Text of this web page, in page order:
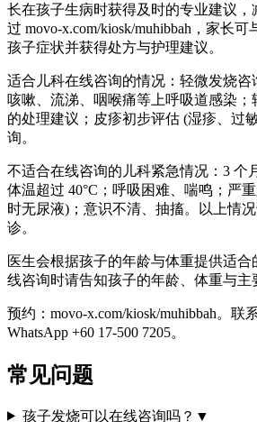
长在孩子生病时获得及时的专业建议，
过 movo-x.com/kiosk/muhibbah，家长
孩子症状并获得处方与护理建议。
适合儿科在线咨询的情况：轻微发烧咨
咳嗽、流涕、咽喉痛等上呼吸道感染
的处理建议；皮疹初步评估 (湿疹、过
询。
不适合在线咨询的儿科紧急情况：3 个
体温超过 40°C；呼吸困难、喘鸣；严
时无尿液)；意识不清、抽搐。以上情
诊。
医生会根据孩子的年龄与体重提供适
线咨询时请告知孩子的年龄、体重与主
预约：movo-x.com/kiosk/muhibbah。联
WhatsApp +60 17-500 7205。
常见问题
孩子发烧可以在线咨询吗？ ▼